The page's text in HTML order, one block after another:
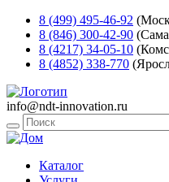
8 (499) 495-46-92
8 (846) 300-42-90
8 (4217) 34-05-10
8 (4852) 338-770
info@ndt-innovation.ru
Каталог